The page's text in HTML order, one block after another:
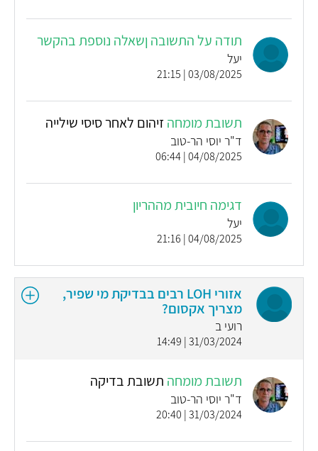
תודה על התשובה ןשאלה נוספת בהקשר
יעל
03/08/2025 | 21:15
תשובת מומחהזיהום לאחר סיסי שילייה
ד"ר יוסי הר-טוב
04/08/2025 | 06:44
דגימה חיובית מההריון
יעל
04/08/2025 | 21:16
אזורי LOH רבים בבדיקת מי שפיר,
מצריך אקסום?
רועי ב
31/03/2024 | 14:49
תשובת מומחה תשובת בדיקה
ד"ר יוסי הר-טוב
31/03/2024 | 20:40